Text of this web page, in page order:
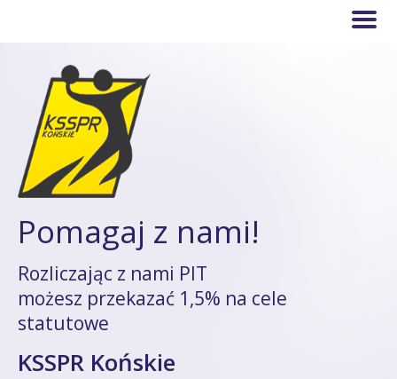
Pomagaj z nami!
Rozliczając z nami PIT
możesz przekazać 1,5% na cele
statutowe
KSSPR Końskie